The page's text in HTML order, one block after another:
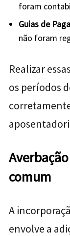
foram
Guias de
não foram
Realizar
os períodos
comum
A
envolve a